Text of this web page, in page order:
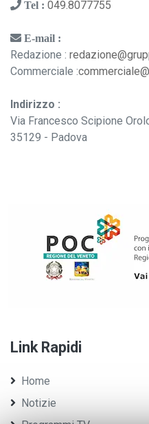
Tel : 049.8077755
E-mail :
Redazione :
Commerciale :
Indirizzo :
Via Francesco Scipione
35129 - Padova
Link Rapidi
Home
Notizie